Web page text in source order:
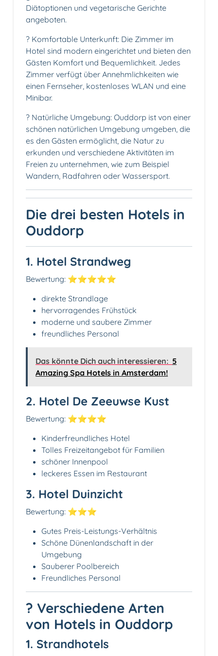
Diätoptionen und vegetarische Gerichte
angeboten.
? Komfortable Unterkunft: Die Zimmer im
Hotel sind modern eingerichtet und bieten den
Gästen Komfort und Bequemlichkeit. Jedes
Zimmer verfügt über Annehmlichkeiten wie
einen Fernseher, kostenloses WLAN und eine
Minibar.
? Natürliche Umgebung: Ouddorp ist von einer
schönen natürlichen Umgebung umgeben, die
es den Gästen ermöglicht, die Natur zu
erkunden und verschiedene Aktivitäten im
Freien zu unternehmen, wie zum Beispiel
Wandern, Radfahren oder Wassersport.
Die drei besten Hotels in
Ouddorp
1. Hotel Strandweg
Bewertung: ⭐️⭐️⭐️⭐️⭐️
direkte Strandlage
hervorragendes Frühstück
moderne und saubere Zimmer
freundliches Personal
Das könnte Dich auch interessieren: 5
Amazing Spa Hotels in Amsterdam!
2. Hotel De Zeeuwse Kust
Bewertung: ⭐️⭐️⭐️⭐️
Kinderfreundliches Hotel
Tolles Freizeitangebot für Familien
schöner Innenpool
leckeres Essen im Restaurant
3. Hotel Duinzicht
Bewertung: ⭐️⭐️⭐️
Gutes Preis-Leistungs-Verhältnis
Schöne Dünenlandschaft in der
Umgebung
Sauberer Poolbereich
Freundliches Personal
? Verschiedene Arten
von Hotels in Ouddorp
1. Strandhotels️